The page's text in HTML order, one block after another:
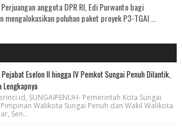
anggota DPR RI, Edi Purwanto bagi
puluhan paket proyek P3-TGAI ...
Eselon II hingga IV Pemkot Sungai Penuh Dilantik,
Lengkapnya
SUNGAIPENUH- Pemerintah Kota Sungai
Walikota Sungai Penuh dan Wakil Walikota
Sen...